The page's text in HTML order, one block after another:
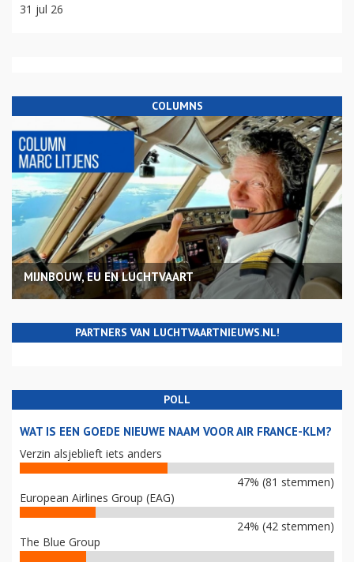
31 jul 26
COLUMNS
MIJNBOUW, EU EN LUCHTVAART
PARTNERS VAN LUCHTVAARTNIEUWS.NL!
POLL
WAT IS EEN GOEDE NIEUWE NAAM VOOR AIR FRANCE-KLM?
Verzin alsjeblieft iets anders
47% (81 stemmen)
European Airlines Group (EAG)
24% (42 stemmen)
The Blue Group